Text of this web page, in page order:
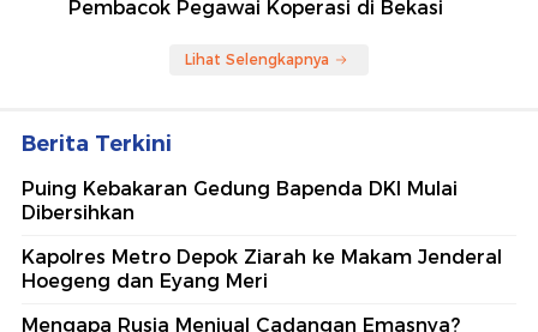
Pembacok Pegawai Koperasi di Bekasi
Lihat Selengkapnya
Berita Terkini
Puing Kebakaran Gedung Bapenda DKI Mulai
Dibersihkan
Kapolres Metro Depok Ziarah ke Makam Jenderal
Hoegeng dan Eyang Meri
Mengapa Rusia Menjual Cadangan Emasnya?